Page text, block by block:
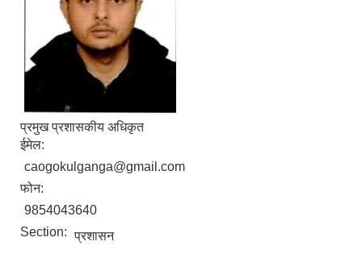
प्रमुख प्रशासकीय अधिकृत
ईमेल:
caogokulganga@gmail.com
फोन:
9854043640
Section: प्रशासन